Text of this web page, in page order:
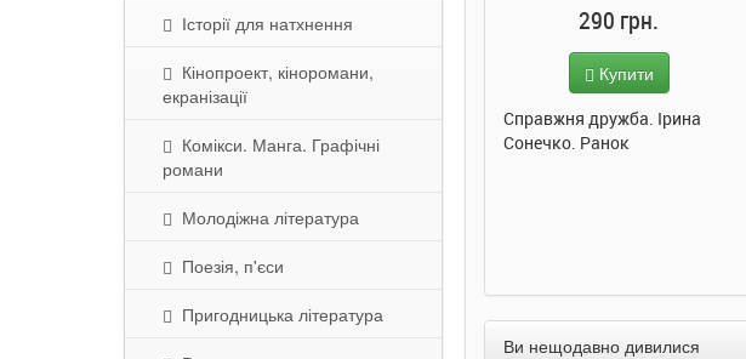
Історії для натхнення
Кінопроект, кіноромани,
екранізації
Комікси. Манга. Графічні
романи
Молодіжна література
Поезія, п'єси
Пригодницька література
290 грн.
Купити
290 грн.
Купити
Сонечко. Ранок
290 грн.
Купити
Справжня дружба. Ірина
Сонечко. Ранок
Ви нещодавно дивилися